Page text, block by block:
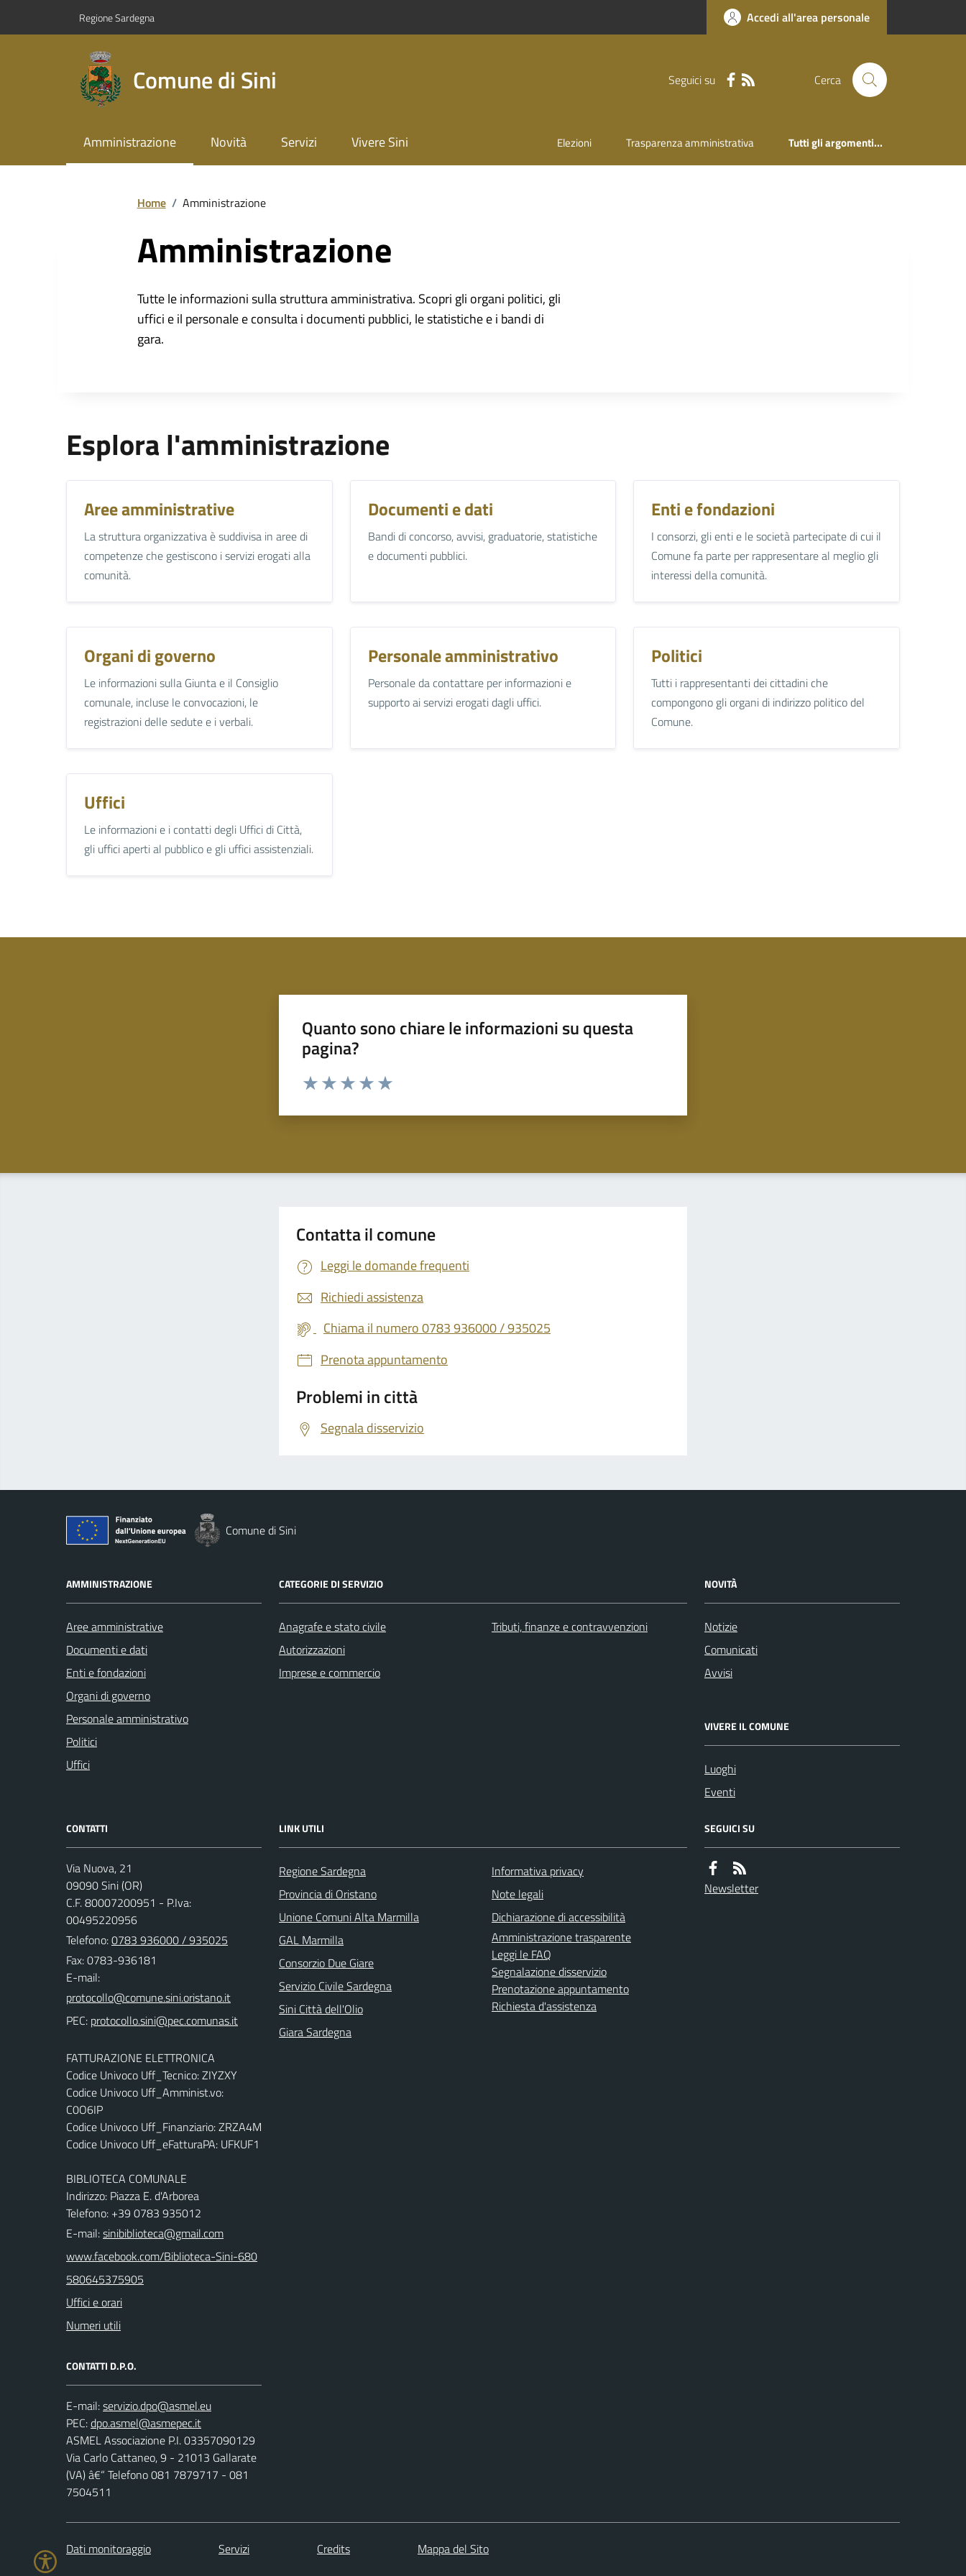
Regione Sardegna Accedi all'area personale
Comune di Sini Seguici su Cerca
Amministrazione Novità Servizi Vivere Sini Elezioni Trasparenza amministrativa Tutti gli argomenti...
Home / Amministrazione
Amministrazione
Tutte le informazioni sulla struttura amministrativa. Scopri gli organi politici, gli
uffici e il personale e consulta i documenti pubblici, le statistiche e i bandi di
gara.
Esplora l'amministrazione
Aree amministrative
La struttura organizzativa è suddivisa in aree di
competenze che gestiscono i servizi erogati alla
comunità.
Documenti e dati
Bandi di concorso, avvisi, graduatorie, statistiche
e documenti pubblici.
Enti e fondazioni
I consorzi, gli enti e le società partecipate di cui il
Comune fa parte per rappresentare al meglio gli
interessi della comunità.
Organi di governo
Le informazioni sulla Giunta e il Consiglio
comunale, incluse le convocazioni, le
registrazioni delle sedute e i verbali.
Personale amministrativo
Personale da contattare per informazioni e
supporto ai servizi erogati dagli uffici.
Politici
Tutti i rappresentanti dei cittadini che
compongono gli organi di indirizzo politico del
Comune.
Uffici
Le informazioni e i contatti degli Uffici di Città,
gli uffici aperti al pubblico e gli uffici assistenziali.
Quanto sono chiare le informazioni su questa
pagina?
Valuta da 1 a 5 stelle la pagina
Contatta il comune
Leggi le domande frequenti
Richiedi assistenza
Chiama il numero 0783 936000 / 935025
Prenota appuntamento
Problemi in città
Segnala disservizio
Comune di Sini
AMMINISTRAZIONE
Aree amministrative
Documenti e dati
Enti e fondazioni
Organi di governo
Personale amministrativo
Politici
Uffici
CATEGORIE DI SERVIZIO
Anagrafe e stato civile
Autorizzazioni
Imprese e commercio
Tributi, finanze e contravvenzioni
NOVITÀ
Notizie
Comunicati
Avvisi
VIVERE IL COMUNE
Luoghi
Eventi
CONTATTI
Via Nuova, 21
09090 Sini (OR)
C.F. 80007200951 - P.Iva:
00495220956
Telefono:0783 936000 / 935025
Fax: 0783-936181
E-mail:
PEC:
FATTURAZIONE ELETTRONICA
Codice Univoco Uff_Tecnico: ZIYZXY
Codice Univoco Uff_Amminist.vo:
C0O6IP
Codice Univoco Uff_Finanziario: ZRZA4M
Codice Univoco Uff_eFatturaPA: UFKUF1
BIBLIOTECA COMUNALE
Indirizzo: Piazza E. d'Arborea
Telefono: +39 0783 935012
E-mail:sinibiblioteca@gmail.com
www.facebook.com/Biblioteca-Sini-680
580645375905
Uffici e orari
Numeri utili
CONTATTI D.P.O.
E-mail:
PEC:
ASMEL Associazione P.I. 03357090129
Via Carlo Cattaneo, 9 - 21013 Gallarate
(VA) â€“ Telefono 081 7879717 - 081
7504511
LINK UTILI
Regione Sardegna
Provincia di Oristano
Unione Comuni Alta Marmilla
GAL Marmilla
Consorzio Due Giare
Servizio Civile Sardegna
Sini Città dell'Olio
Giara Sardegna
Informativa privacy
Note legali
Dichiarazione di accessibilità
Amministrazione trasparente
Leggi le FAQ
Segnalazione disservizio
Prenotazione appuntamento
Richiesta d'assistenza
SEGUICI SU
Newsletter
Dati monitoraggio Servizi Credits Mappa del Sito